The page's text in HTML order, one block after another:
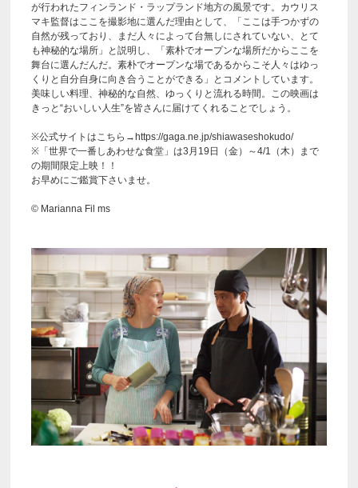
が行われたフィンランド・ラップランド地方の風景です。カウリス
マキ監督はここを撮影地に選んだ理由として、「ここは手つかずの
自然が残っており、まだ人々によって台無しにされていない、とて
も神秘的な場所」と説明し、「素朴でオープンな場所だからここを
舞台に選んだんだ。素朴でオープンな場であるからこそ人々はゆっ
くりと自分自身に向き合うことができる」とコメントしています。
美味しい料理、神秘的な自然、ゆっくりと流れる時間。この映画は
きっと“おいしい人生”を皆さんに届けてくれることでしょう。
※公式サイトはこちら→https://gaga.ne.jp/shiawaseshokudo/
※「世界で一番しあわせな食堂」は3月19日（金）～4/1（木）まで
の期間限定上映！！
お早めにご鑑賞下さいませ。
© Marianna Fil ms